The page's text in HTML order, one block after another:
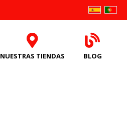
NUESTRAS TIENDAS BLOG